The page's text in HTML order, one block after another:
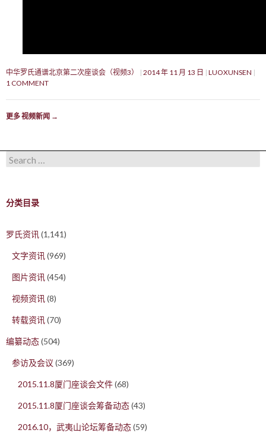
中华罗氏通谱北京第二次座谈会（视频3） 2014 年 11 月 13 日
LUOXUNSEN
1 COMMENT
更多 视频新闻 →
Search for:
分类目录
罗氏资讯(1,141)
文字资讯(969)
图片资讯(454)
视频资讯(8)
转载资讯(70)
编纂动态(504)
参访及会议 (369)
2015.11.8厦门座谈会文件(68)
2015.11.8厦门座谈会筹备动态(43)
2016.10，武夷山论坛筹备动态(59)